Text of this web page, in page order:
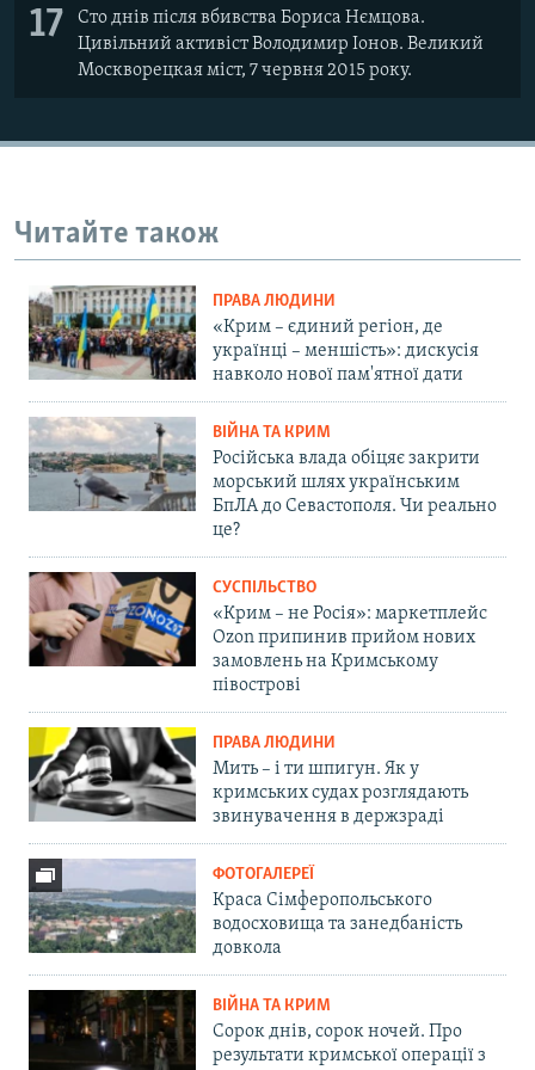
17
Сто днів після вбивства Бориса Нємцова.
Цивільний активіст Володимир Іонов. Великий
Москворецкая міст, 7 червня 2015 року.
Читайте також
ПРАВА ЛЮДИНИ
«Крим – єдиний регіон, де
українці – меншість»: дискусія
навколо нової пам'ятної дати
ВІЙНА ТА КРИМ
Російська влада обіцяє закрити
морський шлях українським
БпЛА до Севастополя. Чи реально
це?
СУСПІЛЬСТВО
«Крим – не Росія»: маркетплейс
Ozon припинив прийом нових
замовлень на Кримському
півострові
ПРАВА ЛЮДИНИ
Мить – і ти шпигун. Як у
кримських судах розглядають
звинувачення в держзраді
ФОТОГАЛЕРЕЇ
Краса Сімферопольського
водосховища та занедбаність
довкола
ВІЙНА ТА КРИМ
Сорок днів, сорок ночей. Про
результати кримської операції з